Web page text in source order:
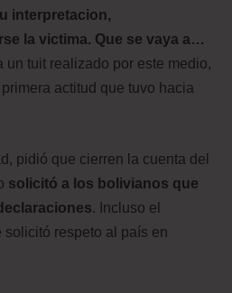
interpretacion,
la victima. Que se vaya a…
un tuit realizado por este medio,
actitud que tuvo hacia
pidió que cierren la cuenta del
solicitó a los bolivianos que
. Incluso el
solicitó respeto al país en